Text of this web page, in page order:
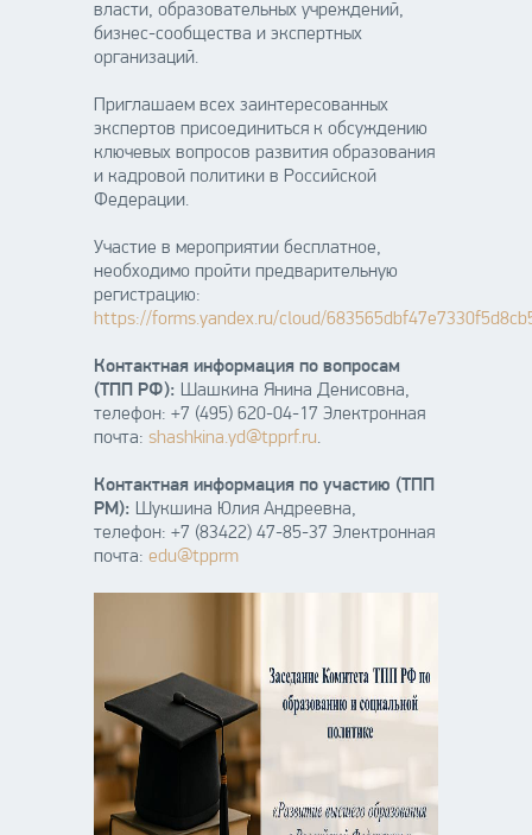
власти, образовательных учреждений,
бизнес-сообщества и экспертных
организаций.
Приглашаем всех заинтересованных
экспертов присоединиться к обсуждению
ключевых вопросов развития образования
и кадровой политики в Российской
Федерации.
Участие в мероприятии бесплатное,
необходимо пройти предварительную
регистрацию:
https://forms.yandex.ru/cloud/
Контактная информация по вопросам
(ТПП РФ): Шашкина Янина Денисовна,
телефон: +7 (495) 620-04-17 Электронная
почта: shashkina.yd@tpprf.ru.
Контактная информация по участию (ТПП
РМ): Шукшина Юлия Андреевна,
телефон: +7 (83422) 47-85-37 Электронная
почта: edu@tpprm